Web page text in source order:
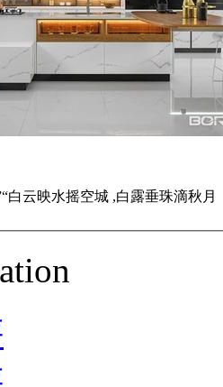
白云映水摇空城 ,白露垂珠滴秋月